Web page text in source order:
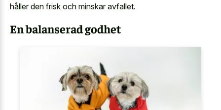
håller den frisk och minskar avfallet.
En balanserad godhet